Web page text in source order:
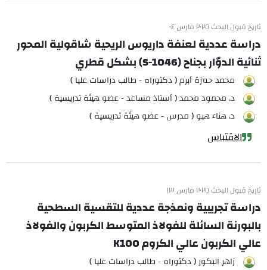
تاريخ قبول البحث ٢٠٢٥ مارس ٠٤
دراسة عددية لعنفة داريوس الريحية شاقولية المحور
ثنائية الدوّار بجناح (S-1046) بشكل قطري
محمد حمزة أبرم ( دكتوراه - طالب دراسات عليا )
د. محمود محمد ( أستاذ مساعد - عضو هيئة تدريسية )
د. هناء هبو ( مدرس - عضو هيئة تدريسية )
الاقتباس
تاريخ قبول البحث ٢٠٢٥ مارس ١٣
دراسة تجريبية ونمذجة عددية للتقسية السطحية
بالبورنة السائلة للفولاذ المتوسط الكربون والفولاذ
عالي الكربون عالي الكروم K100
زاهر البكور ( دكتوراه - طالب دراسات عليا )